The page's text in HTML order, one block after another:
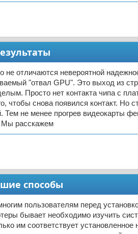
не отличаются невероятной
"отвал GPU". Это выход из
Просто нет контакта чипа с
чтобы снова появился контакт. Но
Тем не менее прогрев видеокарты
Мы расскажем
способы
пользователям перед
бывает необходимо изучить
им соответствует